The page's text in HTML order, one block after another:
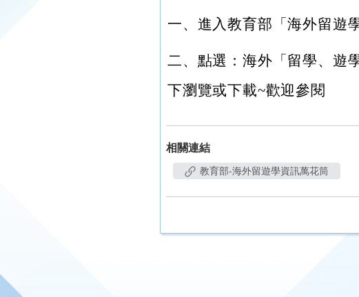
一、進入教育部「海外留遊
二、點選：海外「留學、遊
下瀏覽或下載~歡迎參閱
相關連結
教育部-海外留遊學資訊萬花筒